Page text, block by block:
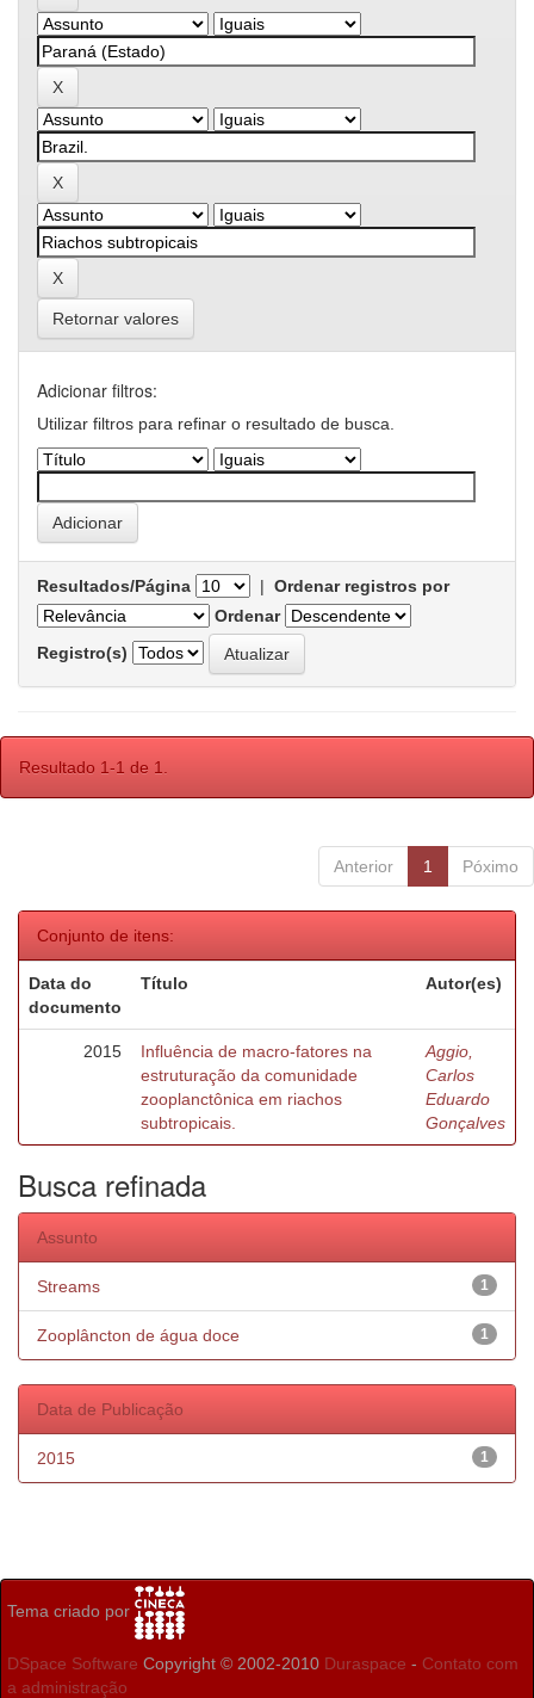
Retornar valores
Adicionar filtros:
Utilizar filtros para refinar o resultado de busca.
Resultados/Página | Ordenar registros por
Ordenar
Registro(s)
Resultado 1-1 de 1.
Anterior 1 Póximo
Conjunto de itens:
Data do
documento
Título Autor(es)
2015
Influência de macro-fatores na
estruturação da comunidade
zooplanctônica em riachos
subtropicais.
Aggio,
Carlos
Eduardo
Gonçalves
Busca refinada
Assunto
1
Streams
1
Zooplâncton de água doce
Data de Publicação
1
2015
Tema criado por
DSpace Software Copyright © 2002-2010 Duraspace - Contato com
a administração